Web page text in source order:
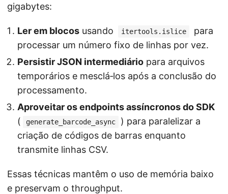
gigabytes:
Ler em blocos usando itertools.islice
para
processar um número fixo de linhas por vez.
Persistir JSON intermediário para arquivos
temporários e mesclá‑los após a conclusão do
processamento.
Aproveitar os endpoints assíncronos do SDK
(
generate_barcode_async
) para paralelizar a
criação de códigos de barras enquanto
transmite linhas CSV.
Essas técnicas mantêm o uso de memória baixo
e preservam o throughput.